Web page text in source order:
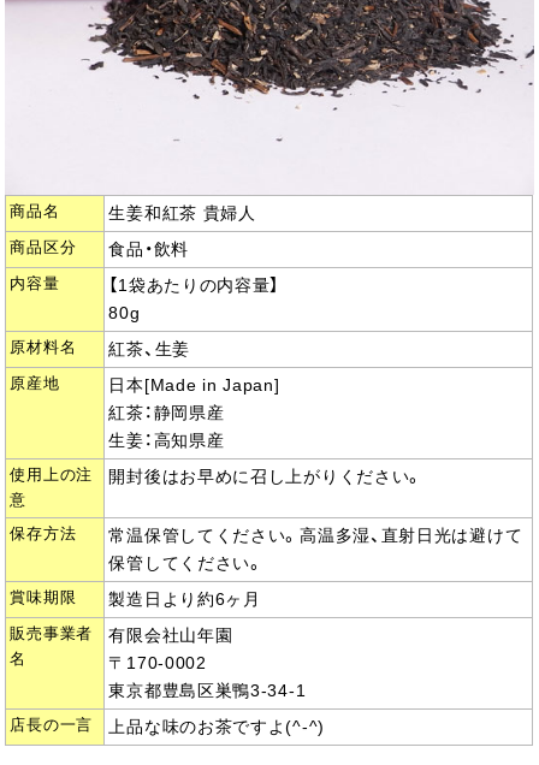
商品名 生姜和紅茶 貴婦人
商品区分 食品・飲料
内容量
【1袋あたりの内容量】
80g
原材料名 紅茶、生姜
原産地
日本[Made in Japan]
紅茶：静岡県産
生姜：高知県産
使用上の注
意
開封後はお早めに召し上がりください。
保存方法
常温保管してください。高温多湿、直射日光は避けて
保管してください。
賞味期限 製造日より約6ヶ月
販売事業者
名
有限会社山年園
〒170-0002
東京都豊島区巣鴨3-34-1
店長の一言 上品な味のお茶ですよ(^-^)